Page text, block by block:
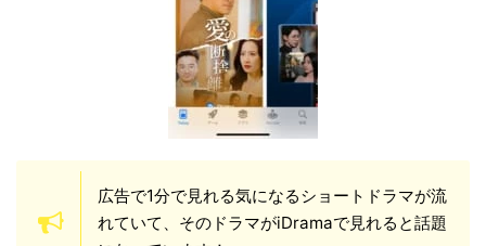
広告で1分で見れる気になるショートドラマが流
れていて、そのドラマがiDramaで見れると話題